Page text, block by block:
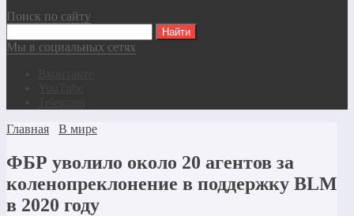
Поиск по сайту
Мы в социальных сетях
Главная
В мире
ФБР уволило около 20 агентов за
коленопреклонение в поддержку BLM
в 2020 году